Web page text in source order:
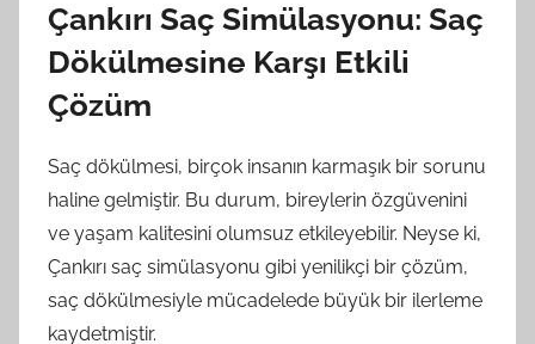
Çankırı Saç Simülasyonu: Saç
Dökülmesine Karşı Etkili
Çözüm
Saç dökülmesi, birçok insanın karmaşık bir sorunu
haline gelmiştir. Bu durum, bireylerin özgüvenini
ve yaşam kalitesini olumsuz etkileyebilir. Neyse ki,
Çankırı saç simülasyonu gibi yenilikçi bir çözüm,
saç dökülmesiyle mücadelede büyük bir ilerleme
kaydetmiştir.